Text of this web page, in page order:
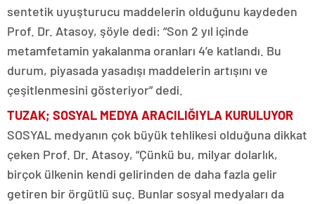
sentetik uyuşturucu maddelerin olduğunu kaydeden
Prof. Dr. Atasoy, şöyle dedi: “Son 2 yıl içinde
metamfetamin yakalanma oranları 4’e katlandı. Bu
durum, piyasada yasadışı maddelerin artışını ve
çeşitlenmesini gösteriyor” dedi.
TUZAK; SOSYAL MEDYA ARACILIĞIYLA KURULUYOR
SOSYAL medyanın çok büyük tehlikesi olduğuna dikkat
çeken Prof. Dr. Atasoy, “Çünkü bu, milyar dolarlık,
birçok ülkenin kendi gelirinden de daha fazla gelir
getiren bir örgütlü suç. Bunlar sosyal medyaları da